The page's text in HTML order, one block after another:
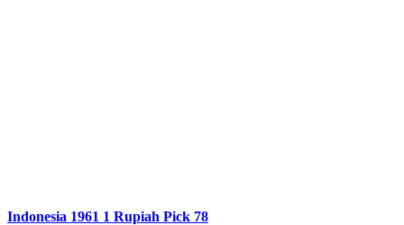
Indonesia 1961 1 Rupiah Pick 78